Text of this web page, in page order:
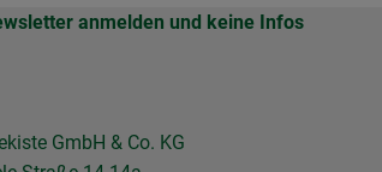
anmelden und keine Infos
GmbH & Co. KG